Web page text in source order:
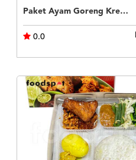
Paket Ayam Goreng Kremes
0.0